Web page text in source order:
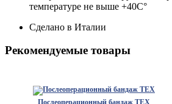
температуре не выше +40C°
Сделано в Италии
Рекомендуемые товары
Послеоперационный бандаж TEX